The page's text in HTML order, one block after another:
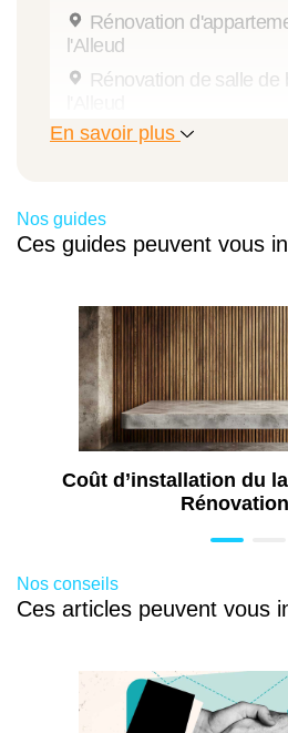
Rénovation
l'Alleud
Rénovation de salle de
Travaux de peinture à
Annexe de maison à
Travaux de pose de
Travaux de rénovation
l'Alleud
Rénovation de cuisine
Aménagement de
Travaux d'isolation à
Rénovation de façade
Travaux de rénovation
Construction de
Isolation de grenier à
Revêtement de sol
l'Alleud
En savoir plus
Nos guides
Ces guides peuvent vous
Coût d’installation du
Nos conseils
Ces articles peuvent vous